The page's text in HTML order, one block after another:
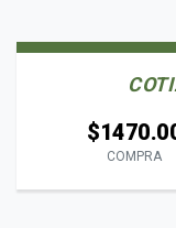
COMPRA